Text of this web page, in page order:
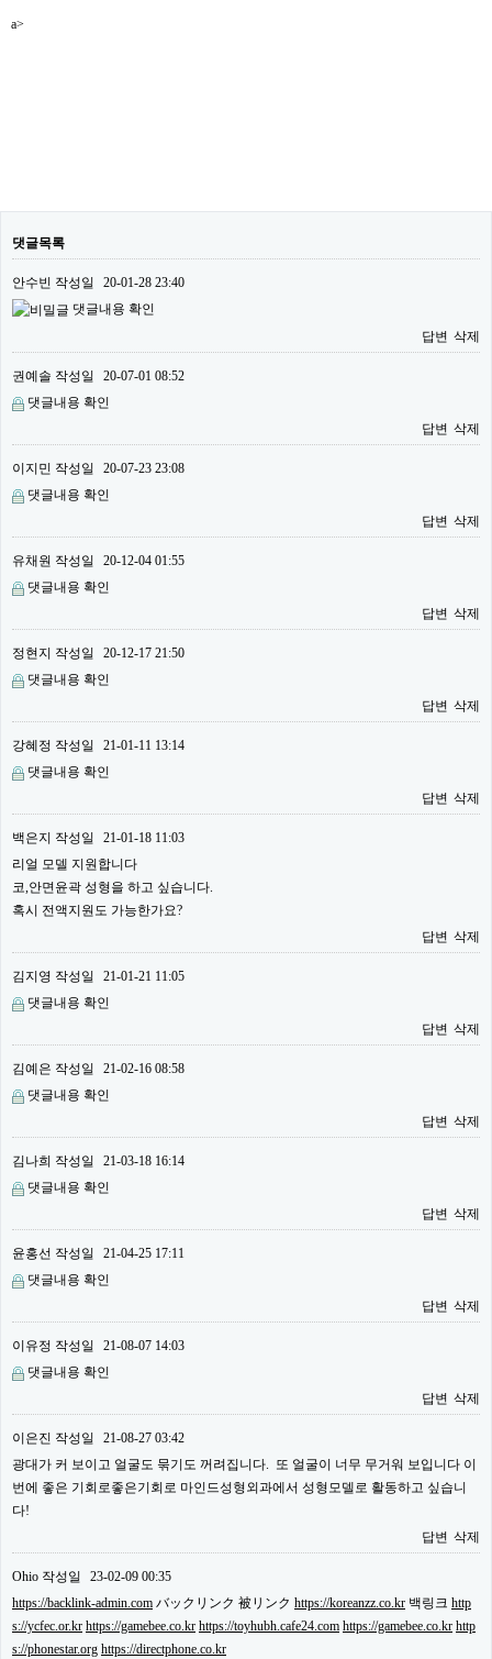
a>
댓글목록
안수빈 작성일
20-01-28 23:40
댓글내용 확인
답변 삭제
권예솔 작성일
20-07-01 08:52
댓글내용 확인
답변 삭제
이지민 작성일
20-07-23 23:08
댓글내용 확인
답변 삭제
유채원 작성일
20-12-04 01:55
댓글내용 확인
답변 삭제
정현지 작성일
20-12-17 21:50
댓글내용 확인
답변 삭제
강혜정 작성일
21-01-11 13:14
댓글내용 확인
답변 삭제
백은지 작성일
21-01-18 11:03
리얼 모델 지원합니다
코,안면윤곽 성형을 하고 싶습니다.
혹시 전액지원도 가능한가요?
답변 삭제
김지영 작성일
21-01-21 11:05
댓글내용 확인
답변 삭제
김예은 작성일
21-02-16 08:58
댓글내용 확인
답변 삭제
김나희 작성일
21-03-18 16:14
댓글내용 확인
답변 삭제
윤홍선 작성일
21-04-25 17:11
댓글내용 확인
답변 삭제
이유정 작성일
21-08-07 14:03
댓글내용 확인
답변 삭제
이은진 작성일
21-08-27 03:42
광대가 커 보이고 얼굴도 묶기도 꺼려집니다. 또 얼굴이 너무 무거워 보입니다 이
번에 좋은 기회로좋은기회로 마인드성형외과에서 성형모델로 활동하고 싶습니
다!
답변 삭제
Ohio 작성일
23-02-09 00:35
https://backlink-admin.com バックリンク 被リンク https://koreanzz.co.kr 백링크 http
s://ycfec.or.kr https://gamebee.co.kr https://toyhubh.cafe24.com https://gamebee.co.kr http
s://phonestar.org https://directphone.co.kr